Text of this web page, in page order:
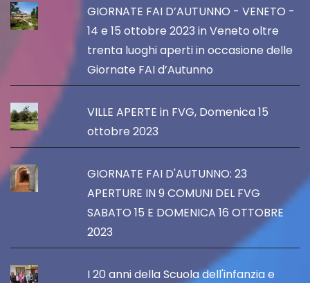
GIORNATE FAI D’AUTUNNO - VENETO -
14 e 15 ottobre 2023 in Veneto oltre
trenta luoghi aperti in occasione delle
Giornate FAI d’Autunno
VILLE APERTE in FVG, Domenica 15
ottobre 2023
GIORNATE FAI D'AUTUNNO: 23
APERTURE IN 9 COMUNI DEL FVG
SABATO 15 E DOMENICA 16 OTTOBRE
2023
I 20 anni della Scuola dell'infanzia e